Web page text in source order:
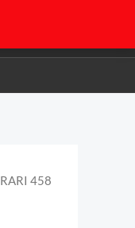
458